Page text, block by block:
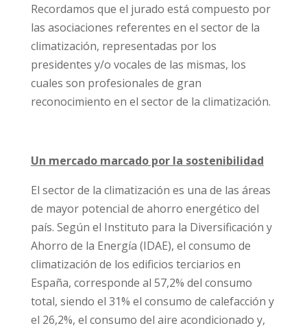
Recordamos que el jurado está compuesto por
las asociaciones referentes en el sector de la
climatización, representadas por los
presidentes y/o vocales de las mismas, los
cuales son profesionales de gran
reconocimiento en el sector de la climatización.
Un mercado marcado por la sostenibilidad
El sector de la climatización es una de las áreas
de mayor potencial de ahorro energéti­co del
país. Según el Instituto para la Diversificación y
Ahorro de la Energía (IDAE), el consumo de
climatización de los edificios terciarios en
España, corresponde al 57,2% del consumo
total, sien­do el 31% el consumo de calefacción y
el 26,2%, el consumo del aire acondicionado y,